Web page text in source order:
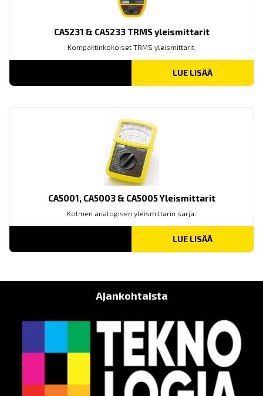
CA5231 & CA5233 TRMS yleismittarit
Kompaktinkokoiset TRMS yleismittarit.
LUE LISÄÄ
CA5001, CA5003 & CA5005 Yleismittarit
Kolmen analogisen yleismittarin sarja.
LUE LISÄÄ
Ajankohtaista